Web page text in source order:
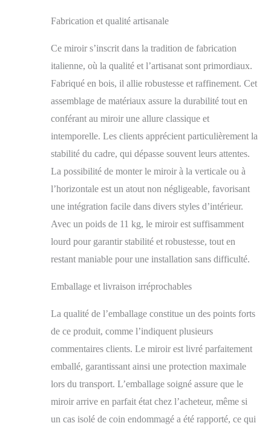
ou les résidences, pour
salon, la salle de bain,
large et la haute
réfraction du miroir en
cristal permettent
quelle pièce
Fabrication et qualité artisanale
Ce miroir s’inscrit dans la tradition de fabrication
italienne, où la qualité et l’artisanat sont primordiaux.
Fabriqué en bois, il allie robustesse et raffinement. Cet
assemblage de matériaux assure la durabilité tout en
conférant au miroir une allure classique et
intemporelle. Les clients apprécient particulièrement la
stabilité du cadre, qui dépasse souvent leurs attentes.
La possibilité de monter le miroir à la verticale ou à
l’horizontale est un atout non négligeable, favorisant
une intégration facile dans divers styles d’intérieur.
Avec un poids de 11 kg, le miroir est suffisamment
lourd pour garantir stabilité et robustesse, tout en
restant maniable pour une installation sans difficulté.
Emballage et livraison irréprochables
La qualité de l’emballage constitue un des points forts
de ce produit, comme l’indiquent plusieurs
commentaires clients. Le miroir est livré parfaitement
emballé, garantissant ainsi une protection maximale
lors du transport. L’emballage soigné assure que le
miroir arrive en parfait état chez l’acheteur, même si
un cas isolé de coin endommagé a été rapporté, ce qui